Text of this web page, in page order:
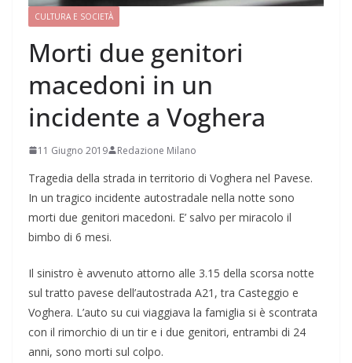
CULTURA E SOCIETÀ
Morti due genitori
macedoni in un
incidente a Voghera
11 Giugno 2019 Redazione Milano
Tragedia della strada in territorio di Voghera nel Pavese.
In un tragico incidente autostradale nella notte sono
morti due genitori macedoni. E’ salvo per miracolo il
bimbo di 6 mesi.
Il sinistro è avvenuto attorno alle 3.15 della scorsa notte
sul tratto pavese dell’autostrada A21, tra Casteggio e
Voghera. L’auto su cui viaggiava la famiglia si è scontrata
con il rimorchio di un tir e i due genitori, entrambi di 24
anni, sono morti sul colpo.